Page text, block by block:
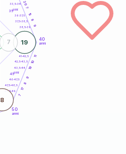
40
anni
50
anni
33,5-34
36-37,5
37,5-38,5
38,5-39
41-42,5
42,5-43,5
43,5-44
46-47,5
47,5-48,5
48,5-49
20
7
15
8
9
11
10
19
9
8
17
7
19
8
7
35anni
45anni